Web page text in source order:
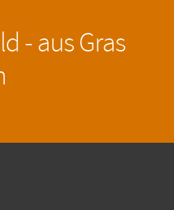
- aus Gras